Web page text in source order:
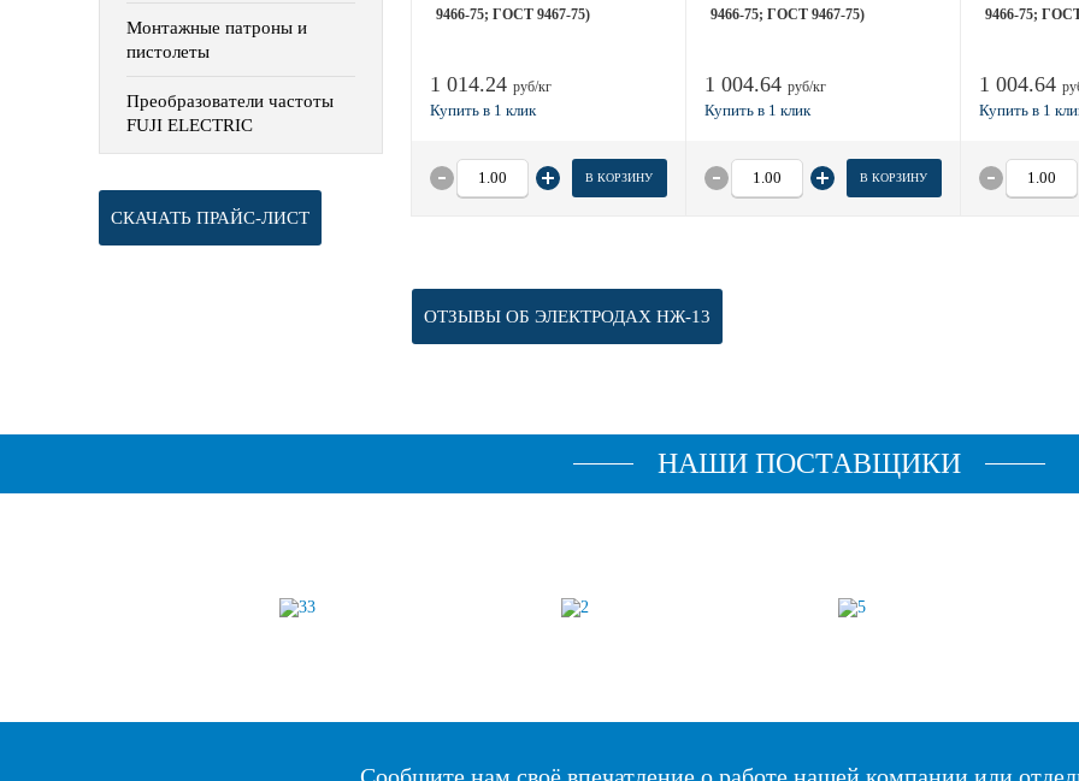
Монтажные патроны и
пистолеты
Преобразователи частоты
FUJI ELECTRIC
СКАЧАТЬ ПРАЙС-ЛИСТ
9466-75; ГОСТ 9467-75)
1 014.24 руб/кг
В КОРЗИНУ
9466-75; ГОСТ 9467-75)
1 004.64 руб/кг
В КОРЗИНУ
9466-75;
1 004.64
ОТЗЫВЫ ОБ ЭЛЕКТРОДАХ НЖ-13
НАШИ ПОСТАВЩИКИ